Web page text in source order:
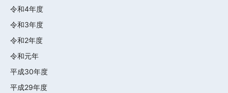
令和4年度
令和3年度
令和2年度
令和元年
平成30年度
平成29年度